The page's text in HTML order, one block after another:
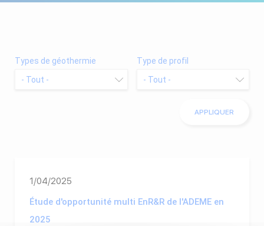
Types de géothermie Type de profil
1/04/2025
Étude d'opportunité multi EnR&R de l'ADEME en
2025